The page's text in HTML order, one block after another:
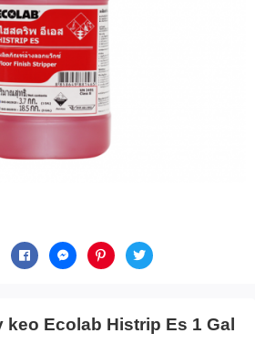
Ecolab Histrip Es 1 Gal